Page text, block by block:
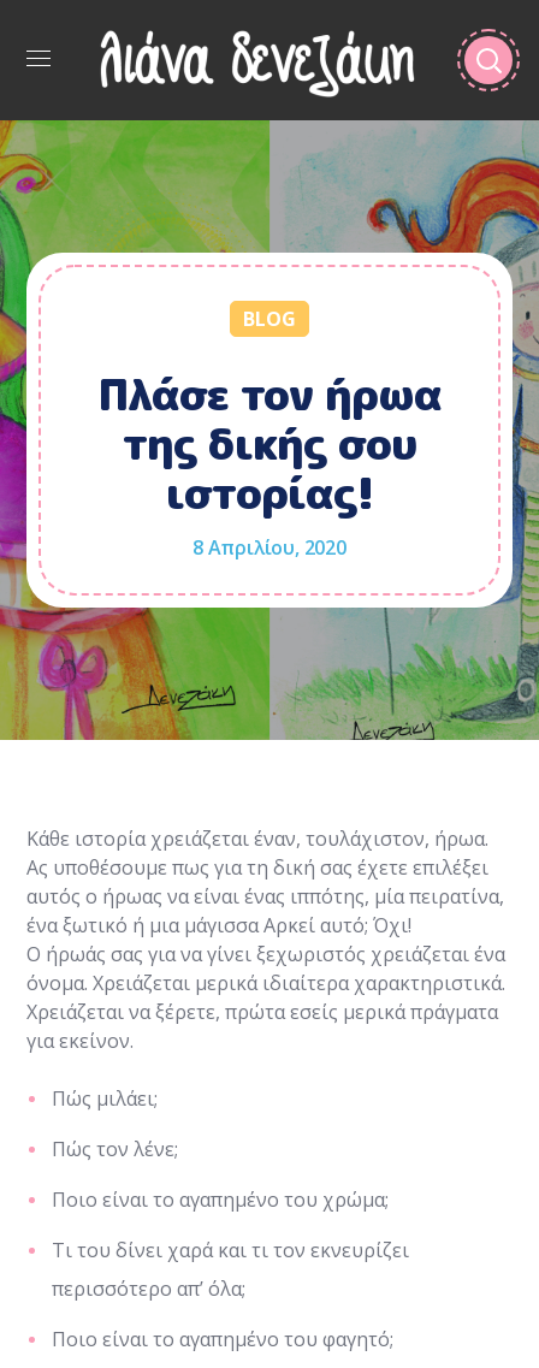
BLOG
Πλάσε τον ήρωα
της δικής σου
ιστορίας!
8 Απριλίου, 2020
Κάθε ιστορία χρειάζεται έναν, τουλάχιστον, ήρωα.
Ας υποθέσουμε πως για τη δική σας έχετε επιλέξει
αυτός ο ήρωας να είναι ένας ιππότης, μία πειρατίνα,
ένα ξωτικό ή μια μάγισσα Αρκεί αυτό; Όχι!
Ο ήρωάς σας για να γίνει ξεχωριστός χρειάζεται ένα
όνομα. Χρειάζεται μερικά ιδιαίτερα χαρακτηριστικά.
Χρειάζεται να ξέρετε, πρώτα εσείς μερικά πράγματα
για εκείνον.
Πώς μιλάει;
Πώς τον λένε;
Ποιο είναι το αγαπημένο του χρώμα;
Τι του δίνει χαρά και τι τον εκνευρίζει
περισσότερο απ’ όλα;
Ποιο είναι το αγαπημένο του φαγητό;